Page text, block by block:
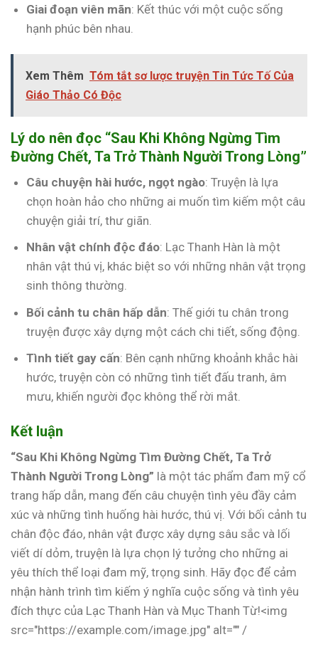
Giai đoạn viên mãn: Kết thúc với một cuộc sống
hạnh phúc bên nhau.
Xem Thêm Tóm tắt sơ lược truyện Tin Tức Tố Của
Giáo Thảo Có Độc
Lý do nên đọc “Sau Khi Không Ngừng Tìm
Đường Chết, Ta Trở Thành Người Trong Lòng”
Câu chuyện hài hước, ngọt ngào: Truyện là lựa
chọn hoàn hảo cho những ai muốn tìm kiếm một câu
chuyện giải trí, thư giãn.
Nhân vật chính độc đáo: Lạc Thanh Hàn là một
nhân vật thú vị, khác biệt so với những nhân vật trọng
sinh thông thường.
Bối cảnh tu chân hấp dẫn: Thế giới tu chân trong
truyện được xây dựng một cách chi tiết, sống động.
Tình tiết gay cấn: Bên cạnh những khoảnh khắc hài
hước, truyện còn có những tình tiết đấu tranh, âm
mưu, khiến người đọc không thể rời mắt.
Kết luận
“Sau Khi Không Ngừng Tìm Đường Chết, Ta Trở
Thành Người Trong Lòng” là một tác phẩm đam mỹ cổ
trang hấp dẫn, mang đến câu chuyện tình yêu đầy cảm
xúc và những tình huống hài hước, thú vị. Với bối cảnh tu
chân độc đáo, nhân vật được xây dựng sâu sắc và lối
viết dí dỏm, truyện là lựa chọn lý tưởng cho những ai
yêu thích thể loại đam mỹ, trọng sinh. Hãy đọc để cảm
nhận hành trình tìm kiếm ý nghĩa cuộc sống và tình yêu
đích thực của Lạc Thanh Hàn và Mục Thanh Từ!<img
src="https://example.com/image.jpg" alt="" /